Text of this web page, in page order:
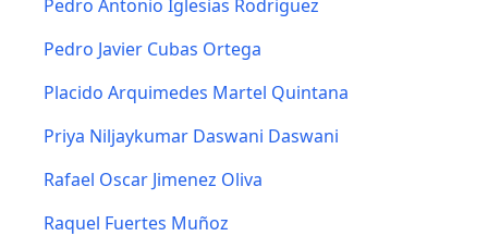
Pedro Antonio Iglesias Rodriguez
Pedro Javier Cubas Ortega
Placido Arquimedes Martel Quintana
Priya Niljaykumar Daswani Daswani
Rafael Oscar Jimenez Oliva
Raquel Fuertes Muñoz